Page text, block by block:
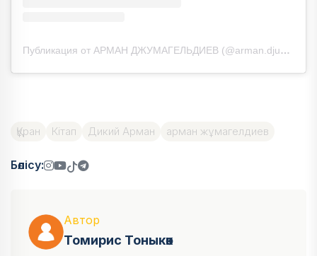
Публикация от АРМАН ДЖУМАГЕЛЬДИЕВ (@arman.djumageldiev)
Құран Кітап Дикий Арман арман жұмагелдиев
Бөлісу:
Автор
Томирис Тоныкөк